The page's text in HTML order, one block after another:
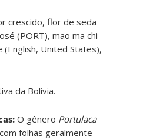
crescido, flor de seda
(PORT), mao ma chi
(English, United States),
da Bolívia.
O gênero Portulaca
folhas geralmente